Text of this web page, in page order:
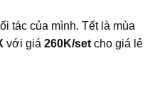
tác của mình. Tết là mùa
với giá 260K/set cho giá lẻ